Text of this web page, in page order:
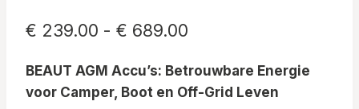
€ 239.00 - € 689.00
tot
BEAUT AGM Accu’s: Betrouwbare Energie
voor Camper, Boot en Off-Grid Leven